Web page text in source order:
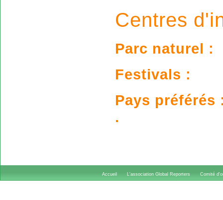
Centres
Parc naturel :
Festivals :
Pays préférés
.
Accueil L'association Global Reporters Comité